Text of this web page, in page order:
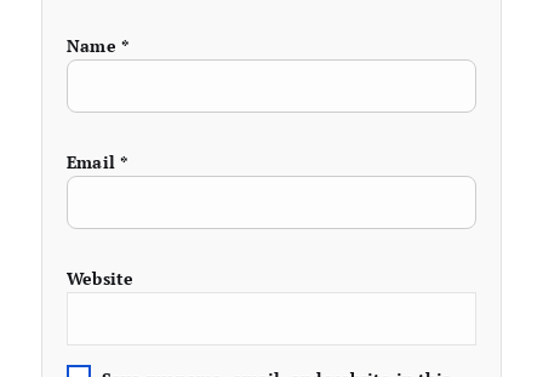
Name *
Email *
Website